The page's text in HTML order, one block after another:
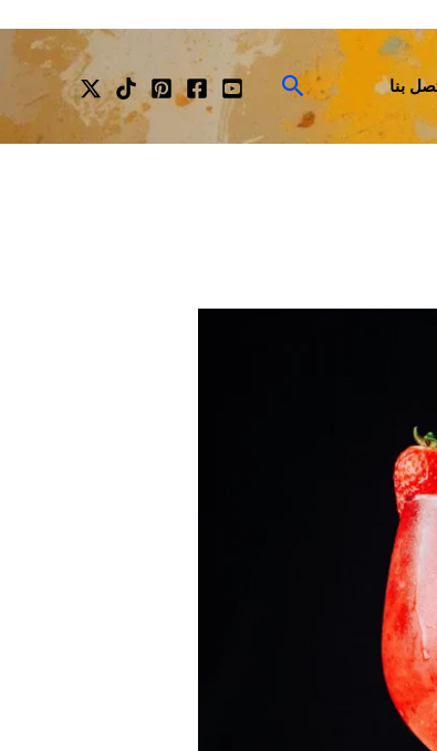
بنا البحث